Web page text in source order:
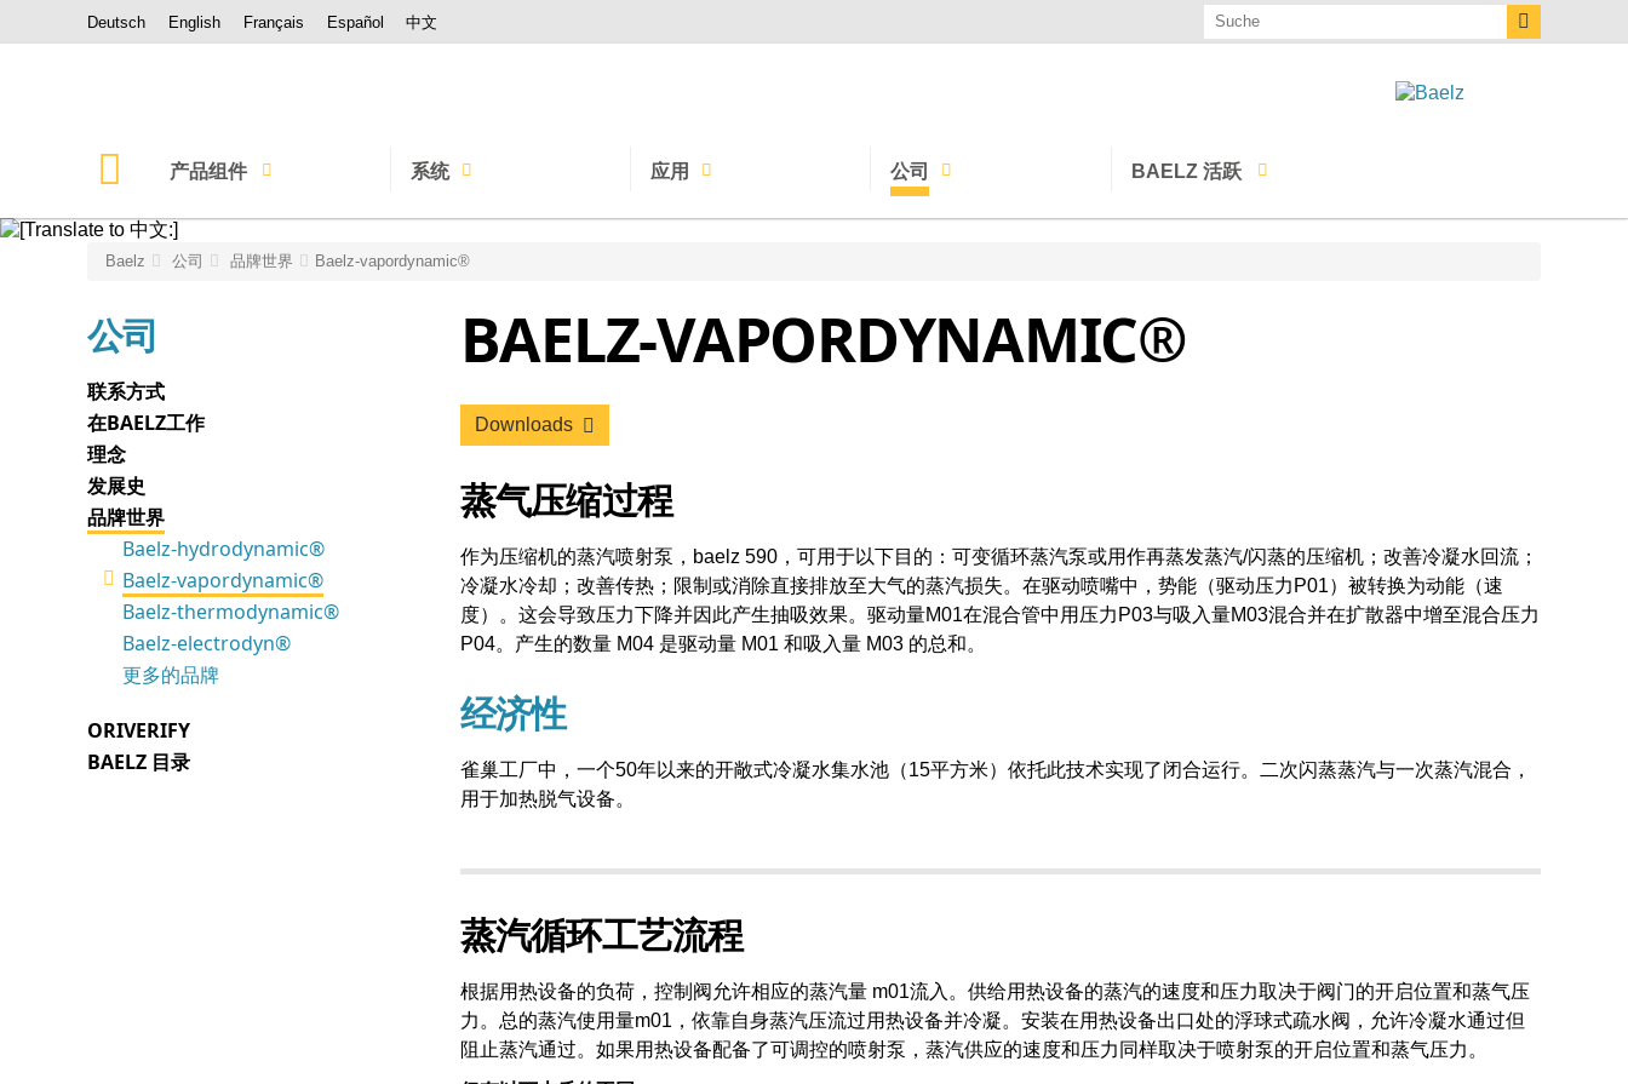
Deutsch English Français Español 中文
产品组件
控制阀门
控制技术
换热器
蒸汽发生器
系统
蒸汽
汽-水供热站
应用
制药
其他应用
公司
理念
Baelz 目录
BAELZ 活跃
当前
Baelz 公司 品牌世界 Baelz-vapordynamic®
公司
联系方式
在BAELZ工作
理念
发展史
品牌世界
Baelz-hydrodynamic®
Baelz-vapordynamic®
Baelz-thermodynamic®
Baelz-electrodyn®
更多的品牌
ORIVERIFY
BAELZ 目录
BAELZ-VAPORDYNAMIC®
Downloads
蒸气压缩过程
作为压缩机的蒸汽喷射泵，baelz 590，可用于以下目的：可变循环蒸汽泵或用作再蒸发蒸汽/闪蒸的压缩机；改善冷凝水回流；
冷凝水冷却；改善传热；限制或消除直接排放至大气的蒸汽损失。在驱动喷嘴中，势能（驱动压力P01）被转换为动能（速
度）。这会导致压力下降并因此产生抽吸效果。驱动量M01在混合管中用压力P03与吸入量M03混合并在扩散器中增至混合压力
P04。产生的数量 M04 是驱动量 M01 和吸入量 M03 的总和。
经济性
雀巢工厂中，一个50年以来的开敞式冷凝水集水池（15平方米）依托此技术实现了闭合运行。二次闪蒸蒸汽与一次蒸汽混合，
用于加热脱气设备。
蒸汽循环工艺流程
根据用热设备的负荷，控制阀允许相应的蒸汽量 m01流入。供给用热设备的蒸汽的速度和压力取决于阀门的开启位置和蒸气压
力。总的蒸汽使用量m01，依靠自身蒸汽压流过用热设备并冷凝。安装在用热设备出口处的浮球式疏水阀，允许冷凝水通过但
阻止蒸汽通过。如果用热设备配备了可调控的喷射泵，蒸汽供应的速度和压力同样取决于喷射泵的开启位置和蒸气压力。